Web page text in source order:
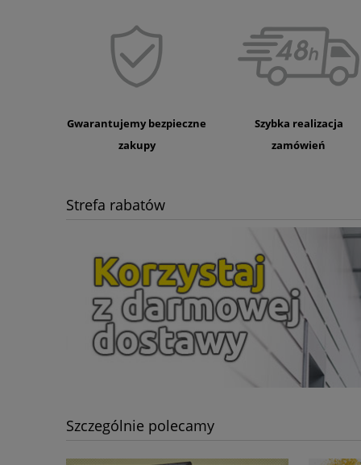
Gwarantujemy bezpieczne
zakupy
Szybka realizacja
zamówień
Strefa rabatów
Szczególnie polecamy